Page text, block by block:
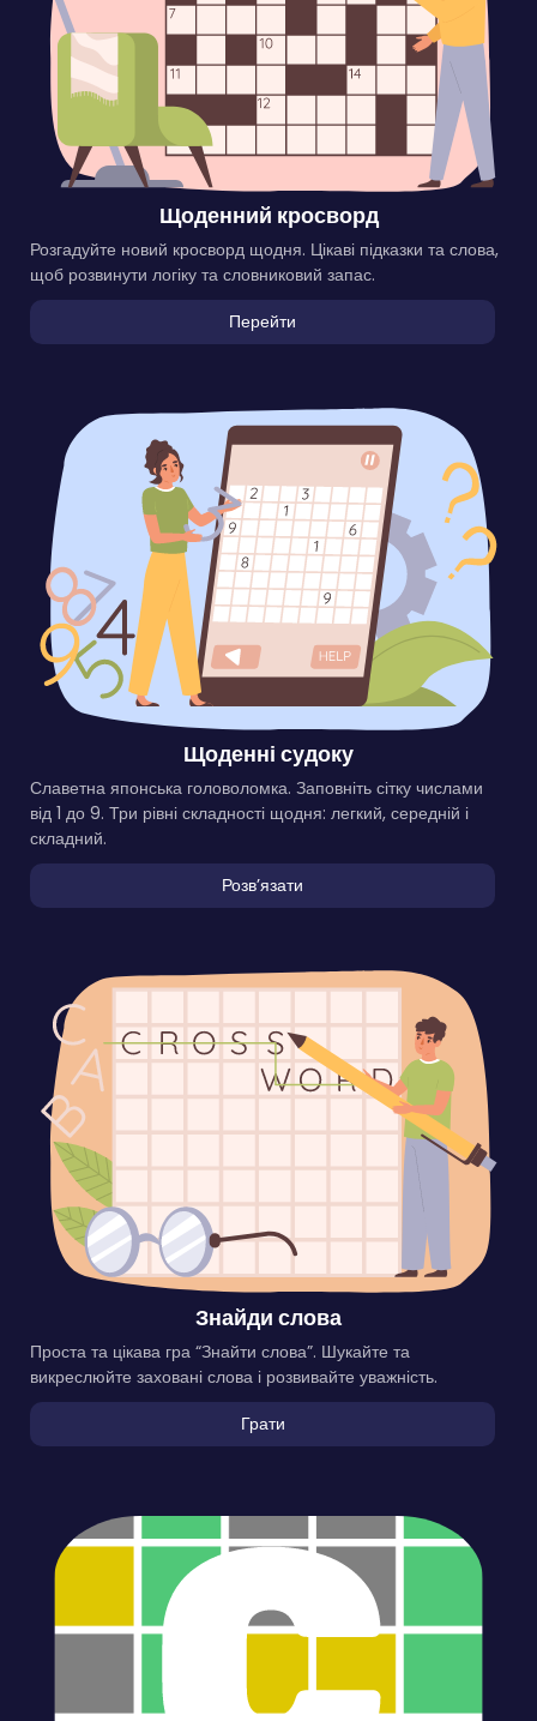
Щоденний кросворд
Розгадуйте новий кросворд щодня. Цікаві підказки та слова,
щоб розвинути логіку та словниковий запас.
Перейти
Щоденні судоку
Славетна японська головоломка. Заповніть сітку числами
від 1 до 9. Три рівні складності щодня: легкий, середній і
складний.
Розвʼязати
Знайди слова
Проста та цікава гра “Знайти слова”. Шукайте та
викреслюйте заховані слова і розвивайте уважність.
Грати